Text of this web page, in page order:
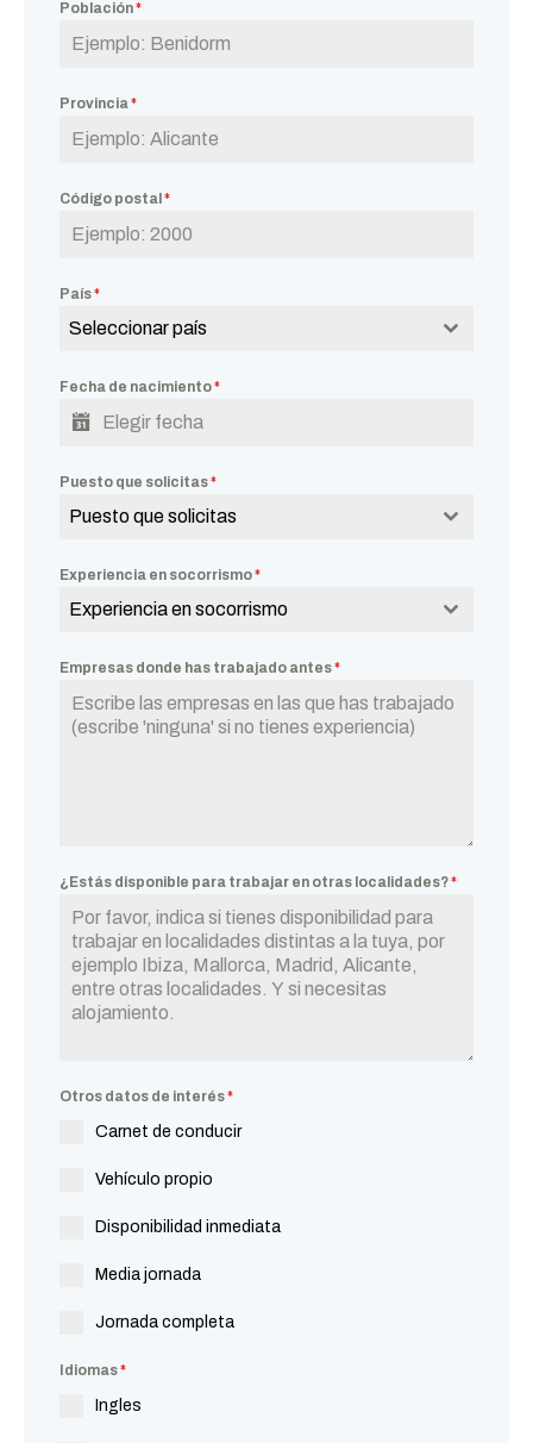
Población*
Provincia*
Código postal *
País*
Seleccionar país
Fecha de nacimiento*
Puesto que solicitas*
Puesto que solicitas
Experiencia en socorrismo*
Experiencia en socorrismo
Empresas donde has trabajado antes*
¿Estás disponible para trabajar en otras localidades?*
Otros datos de interés*
Carnet de conducir
Vehículo propio
Disponibilidad inmediata
Media jornada
Jornada completa
Idiomas*
Ingles